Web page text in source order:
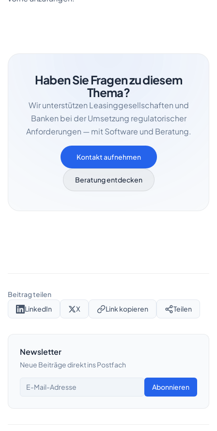
Haben Sie Fragen zu diesem
Thema?
Wir unterstützen Leasinggesellschaften und
Banken bei der Umsetzung regulatorischer
Anforderungen — mit Software und Beratung.
Kontakt aufnehmen
Beratung entdecken
Beitrag teilen
LinkedIn
X Link kopieren Teilen
Newsletter
Neue Beiträge direkt ins Postfach
Abonnieren